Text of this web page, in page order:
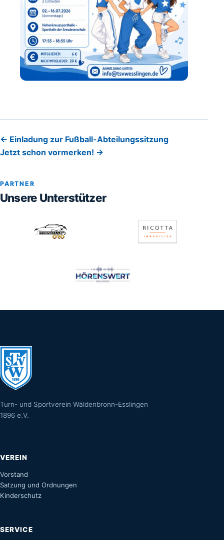
Beitragsnavigation
← Einladung zur Fußball-Abteilungssitzung
Jetzt schon vormerken! →
PARTNER
Unsere Unterstützer
Turn- und Sportverein Wäldenbronn-Esslingen
1896 e.V.
VEREIN
Vorstand
Satzung und Ordnungen
Kinderschutz
SERVICE